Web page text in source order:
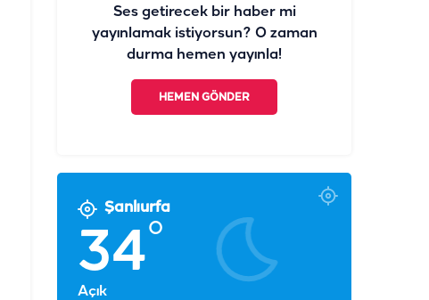
Ses getirecek bir haber mi
yayınlamak istiyorsun? O zaman
durma hemen yayınla!
HEMEN GÖNDER
Şanlıurfa
34°
Açık